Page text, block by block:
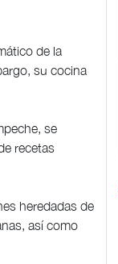
de la
su cocina
se
recetas
heredadas de
así como